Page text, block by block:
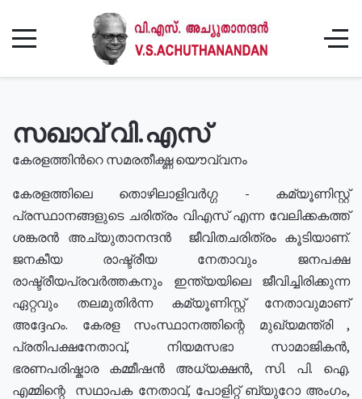
സഖാവ് വി.എസ്
കേരളത്തിൻറെ സമരതീക്ഷ്ണ യൌവ്വനം
കേരളത്തിലെ തൊഴിലാളിവർഗ്ഗ - കമ്യൂണിസ്റ്റ്
പ്രസ്ഥാനങ്ങളുടെ ചരിത്രം വിഎസ് എന്ന വേലിക്കകത്ത്
ശങ്കരൻ അച്യുതാനന്ദൻ ജീവിതചരിത്രം കൂടിയാണ്.
ജനകീയ രാഷ്ട്രീയ നേതാവും ജനപക്ഷ
രാഷ്ട്രീയപ്രവർത്തകനും ഇന്ത്യയിലെ ജീവിച്ചിരിക്കുന്ന
ഏറ്റവും തലമുതിർന്ന കമ്യൂണിസ്റ്റ് നേതാവുമാണ്
അദ്ദേഹം. കേരള സംസ്ഥാനത്തിന്റെ മുഖ്യമന്ത്രി ,
പ്രതിപക്ഷനേതാവ്, നിയമസഭാ സാമാജികൻ,
ഭരണപരിഷ്കാര കമ്മീഷൻ അധ്യക്ഷൻ, സി. പി. ഐ.
എമ്മിന്റെ സഥാപക നേതാവ്, പോളിറ്റ് ബ്യുറോ അംഗം,